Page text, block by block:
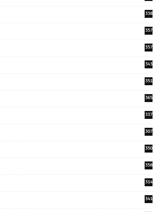
338
357
357
343
351
365
337
307
350
358
314
341